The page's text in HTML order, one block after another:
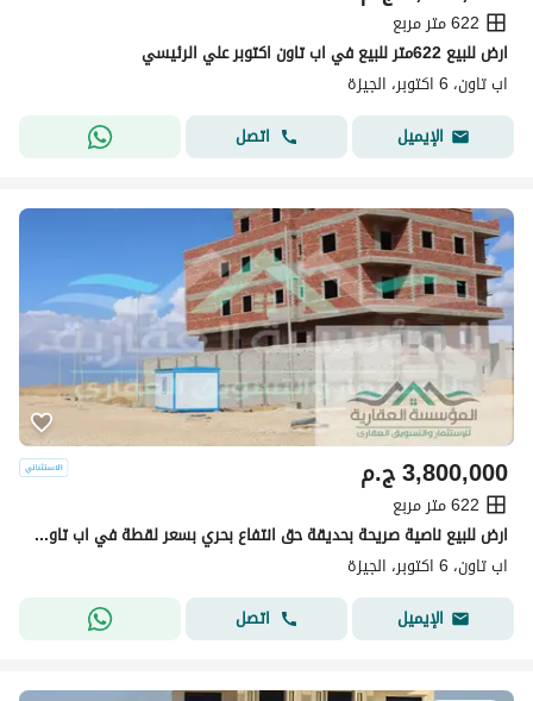
622 متر مربع
ارض للبيع 622متر للبيع في اب تاون اكتوبر علي الرئيسي
اب تاون، 6 اكتوبر، الجيزة
الإيميل
اتصل
ج.م3,800,000
622 متر مربع
ارض للبيع ناصية صريحة بحديقة حق انتفاع بحري بسعر لقطة في اب تاون اكتوبر قرب المونوريل
اب تاون، 6 اكتوبر، الجيزة
الإيميل
اتصل